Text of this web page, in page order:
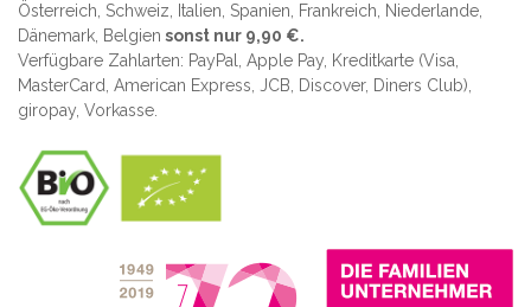
Österreich, Schweiz, Italien, Spanien, Frankreich, Niederlande,
Dänemark, Belgien sonst nur 9,90 €.
Verfügbare Zahlarten: PayPal, Apple Pay, Kreditkarte (Visa,
MasterCard, American Express, JCB, Discover, Diners Club),
giropay, Vorkasse.